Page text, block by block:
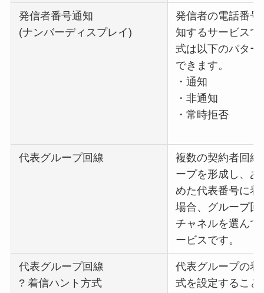
発信者番号通知
(ナンバーディスプレイ)
発信者の電話番号
知するサービスで
式は以下のパター
できます。
・通知
・非通知
・常時拒否
代表グループ回線
複数の契約者回線
ープを形成し、あ
めた代表番号に着
場合、グループ回
チャネルを選んで
ービスです。
代表グループ回線
? 着信ハント方式
代表グループの着
式を設定すること